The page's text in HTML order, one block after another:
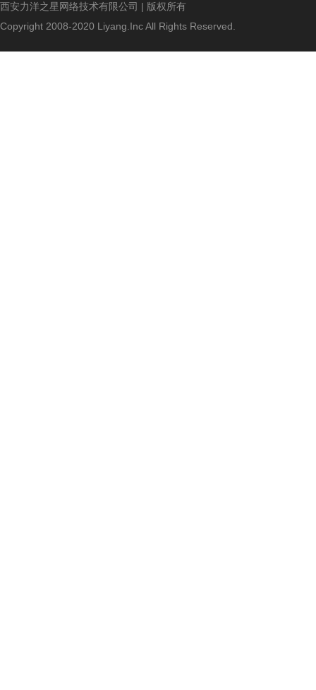
西安力洋之星网络技术有限公司 | 版权所有
Copyright 2008-2020 Liyang.Inc All Rights Reserved.